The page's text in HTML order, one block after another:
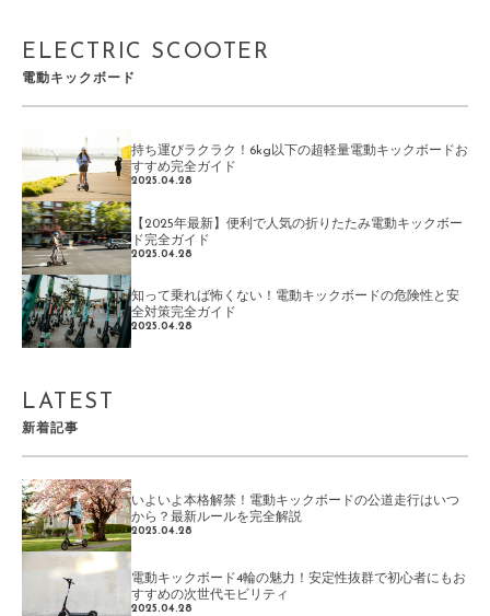
ELECTRIC SCOOTER
電動キックボード
持ち運びラクラク！6kg以下の超軽量電動キックボードお
すすめ完全ガイド
2025.04.28
【2025年最新】便利で人気の折りたたみ電動キックボー
ド完全ガイド
2025.04.28
知って乗れば怖くない！電動キックボードの危険性と安
全対策完全ガイド
2025.04.28
LATEST
新着記事
いよいよ本格解禁！電動キックボードの公道走行はいつ
から？最新ルールを完全解説
2025.04.28
電動キックボード4輪の魅力！安定性抜群で初心者にもお
すすめの次世代モビリティ
2025.04.28